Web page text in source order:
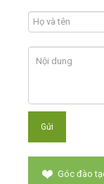
Góc đào